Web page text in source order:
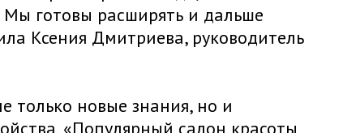
Мы готовы расширять и дальше
Ксения Дмитриева, руководитель
только новые знания, но и
«Популярный салон красоты